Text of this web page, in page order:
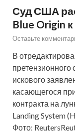
Суд США
Blue Origin к
Оставьте
В
искового
касающегося
контракта на
Landing System
Фото: